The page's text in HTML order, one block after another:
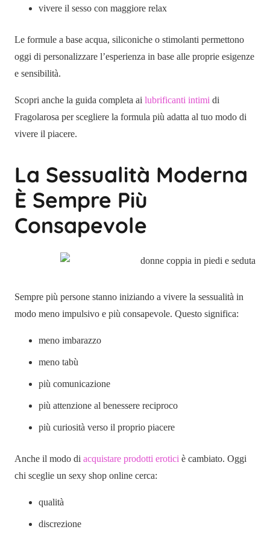
vivere il sesso con maggiore relax
Le formule a base acqua, siliconiche o stimolanti permettono
oggi di personalizzare l’esperienza in base alle proprie esigenze
e sensibilità.
Scopri anche la guida completa ai lubrificanti intimi di
Fragolarosa per scegliere la formula più adatta al tuo modo di
vivere il piacere.
La Sessualità Moderna
È Sempre Più
Consapevole
Sempre più persone stanno iniziando a vivere la sessualità in
modo meno impulsivo e più consapevole. Questo significa:
meno imbarazzo
meno tabù
più comunicazione
più attenzione al benessere reciproco
più curiosità verso il proprio piacere
Anche il modo di acquistare prodotti erotici è cambiato. Oggi
chi sceglie un sexy shop online cerca:
qualità
discrezione